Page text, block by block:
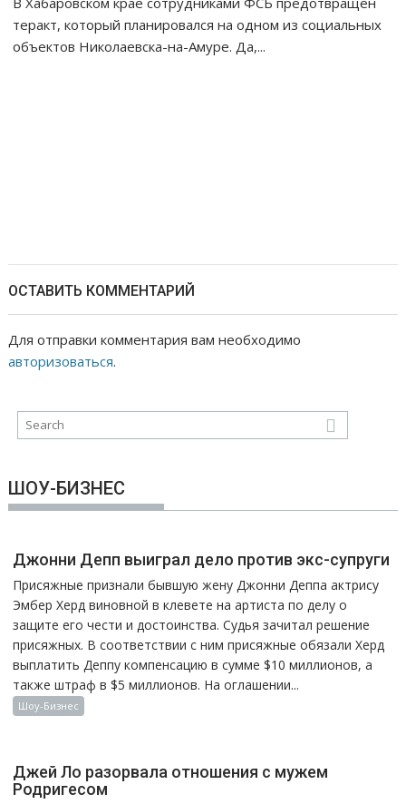
теракт, который планировался на одном из социальных
объектов Николаевска-на-Амуре. Да,...
ОСТАВИТЬ КОММЕНТАРИЙ
Для отправки комментария вам необходимо
авторизоваться.
ШОУ-БИЗНЕС
Джонни Депп выиграл дело против экс-супруги
Присяжные признали бывшую жену Джонни Деппа актрису
Эмбер Херд виновной в клевете на артиста по делу о
защите его чести и достоинства. Судья зачитал решение
присяжных. В соответствии с ним присяжные обязали Херд
выплатить Деппу компенсацию в сумме $10 миллионов, а
также штраф в $5 миллионов. На оглашении...
Шоу-Бизнес
Джей Ло разорвала отношения с мужем
Родригесом